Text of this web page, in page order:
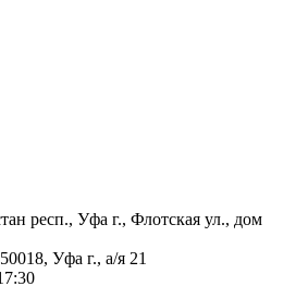
респ., Уфа г., Флотская ул., дом
Уфа г., а/я 21